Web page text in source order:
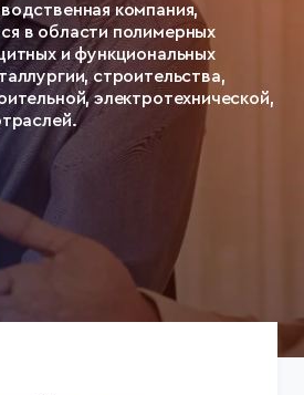
компания,
в области полимерных
и функциональных
строительства,
электротехнической,